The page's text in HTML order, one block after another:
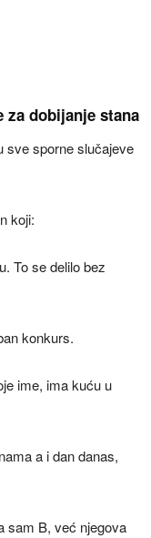
dobijanje stana
sve sporne slučajeve
koji:
To se delilo bez
konkurs.
ime, ima kuću u
a i dan danas,
sam B, već njegova